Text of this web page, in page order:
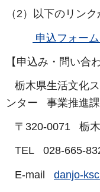
（2）以下のリン
申込フォー
【申込み・問い合
栃木県生活文化
ンター 事業推進課
〒320-0071 栃木
TEL 028-665-
E-mail danjo-